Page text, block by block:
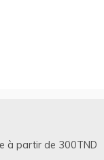
à partir de 300TND